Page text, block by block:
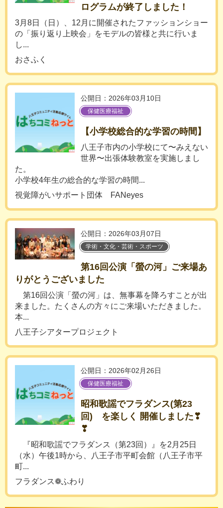
ログラムが終了しました！
3月8日（日）、12月に開催されたファッションショー
の「振り返り上映会」をモデルの皆様と共に行いま
し...
おさふく
公開日：2026年03月10日
保健医療福祉
【小学校総合的な学習の時間】
八王子市内の小学校にて〜みえない
世界〜出張体験教室を実施しまし
た。
小学校4年生の総合的な学習の時間...
視覚障がいサポート団体 FANeyes
公開日：2026年03月07日
学術・文化・芸術・スポーツ
第16回公演「螢の河」ご来場あ
りがとうございました
第16回公演「螢の河」は、無事幕を降ろすことが出
来ました。たくさんの方々にご来場いただきました。
本...
八王子シアタープロジェクト
公開日：2026年02月26日
保健医療福祉
昭和歌謡でフラダンス(第23
回) を楽しく 開催しました❣
❣
『昭和歌謡でフラダンス（第23回）』を2月25日
（水）午後1時から、八王子市平町会館（八王子市平
町...
フラダンス❁ふわり